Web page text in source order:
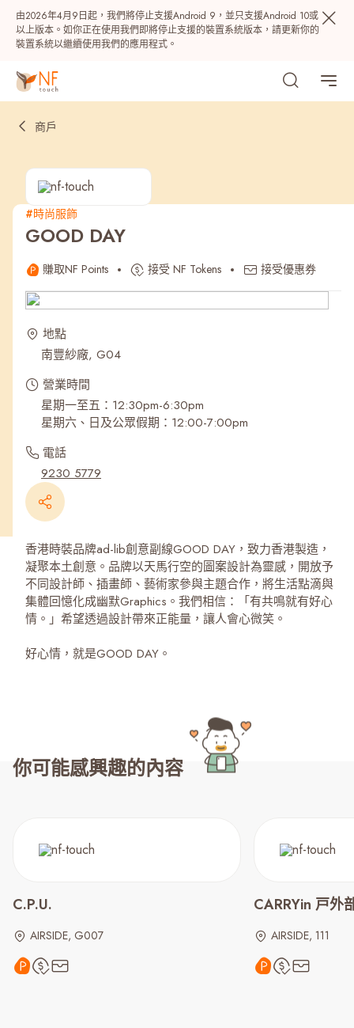
由2026年4月9日起，我們將停止支援Android 9，並只支援Android 10或
以上版本。如你正在使用我們即將停止支援的裝置系統版本，請更新你的
裝置系統以繼續使用我們的應用程式。
熱門
最近搜尋紀錄
商戶
#時尚服飾
GOOD DAY
賺取NF Points 接受 NF Tokens 接受優惠券
地點
南豐紗廠, G04
營業時間
星期一至五：12:30pm-6:30pm
星期六、日及公眾假期：12:00-7:00pm
電話
9230 5779
香港時裝品牌ad-lib創意副線GOOD DAY，致力香港製造，
凝聚本土創意。品牌以天馬行空的圖案設計為靈感，開放予
不同設計師、插畫師、藝術家參與主題合作，將生活點滴與
集體回憶化成幽默Graphics。我們相信：「有共鳴就有好心
情。」希望透過設計帶來正能量，讓人會心微笑。
好心情，就是GOOD DAY。
你可能感興趣的內容
C.P.U.
AIRSIDE, G007
CARRYin 戸外
AIRSIDE, 111